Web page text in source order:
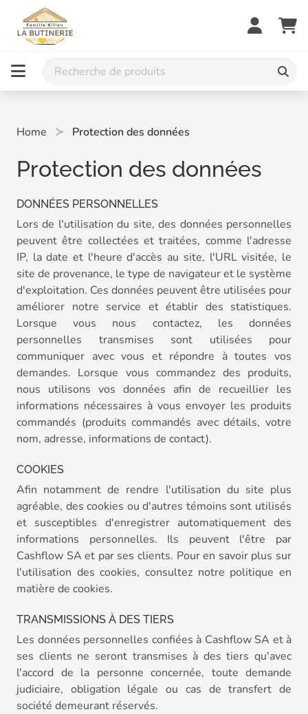
Home Protection des données
Protection des données
DONNÉES PERSONNELLES
Lors de l'utilisation du site, des données personnelles
peuvent être collectées et traitées, comme l'adresse
IP, la date et l'heure d'accès au site, l'URL visitée, le
site de provenance, le type de navigateur et le système
d'exploitation. Ces données peuvent être utilisées pour
améliorer notre service et établir des statistiques.
Lorsque vous nous contactez, les données
personnelles transmises sont utilisées pour
communiquer avec vous et répondre à toutes vos
demandes. Lorsque vous commandez des produits,
nous utilisons vos données afin de recueillier les
informations nécessaires à vous envoyer les produits
commandés (produits commandés avec détails, votre
nom, adresse, informations de contact).
COOKIES
Afin notamment de rendre l'utilisation du site plus
agréable, des cookies ou d'autres témoins sont utilisés
et susceptibles d'enregistrer automatiquement des
informations personnelles. Ils peuvent l'être par
Cashflow SA et par ses clients. Pour en savoir plus sur
l'utilisation des cookies, consultez notre politique en
matière de cookies.
TRANSMISSIONS À DES TIERS
Les données personnelles confiées à Cashflow SA et à
ses clients ne seront transmises à des tiers qu'avec
l'accord de la personne concernée, toute demande
judiciaire, obligation légale ou cas de transfert de
société demeurant réservés.